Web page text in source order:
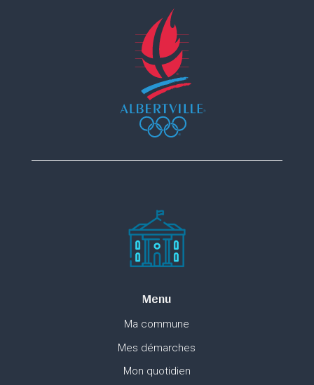
Menu
Ma commune
Mes démarches
Mon quotidien